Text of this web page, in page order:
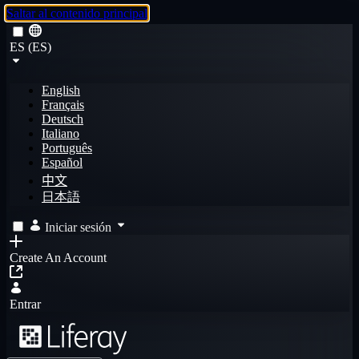
Saltar al contenido principal
ES (ES)
English
Français
Deutsch
Italiano
Português
Español
中文
日本語
Iniciar sesión
Create An Account
Entrar